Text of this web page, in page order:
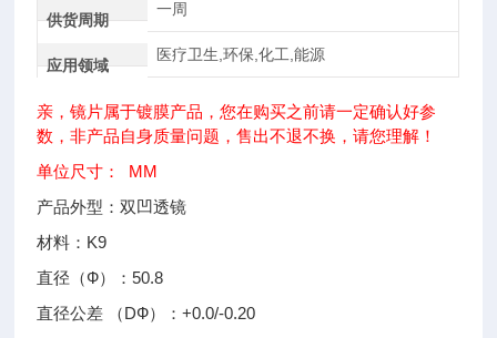
供货周期
一周
应用领域
医疗卫生,环保,化工,能源
亲，镜片属于镀膜产品，您在购买之前请一定确认好参
数，非产品自身质量问题，售出不退不换，请您理解！
单位尺寸： MM
产品外型：双凹透镜
材料：K9
直径（Ф）：50.8
直径公差 （DФ）：+0.0/-0.20